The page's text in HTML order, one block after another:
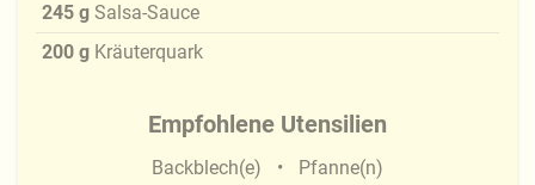
245 g Salsa-Sauce
200 g Kräuterquark
Empfohlene Utensilien
Backblech(e) Pfanne(n)